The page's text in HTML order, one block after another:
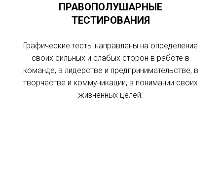
ПРАВОПОЛУШАРНЫЕ
ТЕСТИРОВАНИЯ
Графические тесты направлены на определение
своих сильных и слабых сторон в работе в
команде, в лидерстве и предпринимательстве, в
творчестве и коммуникации, в понимании своих
жизненных целей.